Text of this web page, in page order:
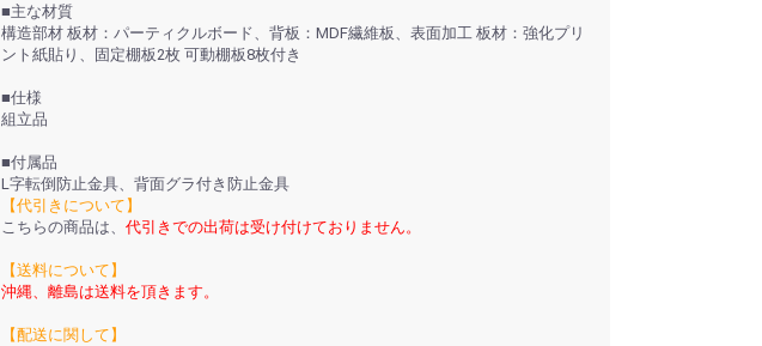
■主な材質
構造部材 板材：パーティクルボード、背板：MDF繊維板、表面加工 板材：強化プリ
ント紙貼り、固定棚板2枚 可動棚板8枚付き
■仕様
組立品
■付属品
L字転倒防止金具、背面グラ付き防止金具
【代引きについて】
こちらの商品は、 代引きでの出荷は受け付けておりません。
【送料について】
沖縄、離島は送料を頂きます。
【配送に関して】